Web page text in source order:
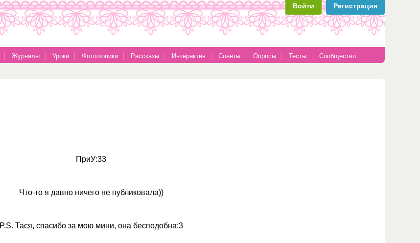
Войти Регистрация
Журналы Уроки Фотошопики Рассказы Интерактив Советы Опросы Тесты Сообщество
ПриУ:33
Что-то я давно ничего не публиковала))
P.S. Тася, спасибо за мою мини, она бесподобна:3